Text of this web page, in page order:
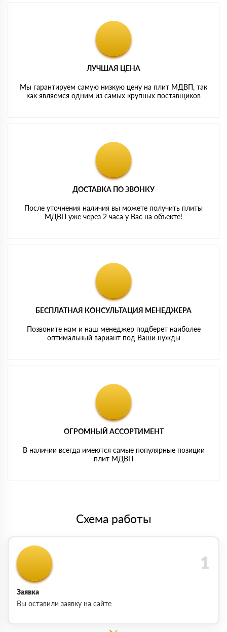
ЛУЧШАЯ ЦЕНА
Мы гарантируем самую низкую цену на плит МДВП, так
как являемся одним из самых крупных поставщиков
ДОСТАВКА ПО ЗВОНКУ
После уточнения наличия вы можете получить плиты
МДВП уже через 2 часа у Вас на объекте!
БЕСПЛАТНАЯ КОНСУЛЬТАЦИЯ МЕНЕДЖЕРА
Позвоните нам и наш менеджер подберет наиболее
оптимальный вариант под Ваши нужды
ОГРОМНЫЙ АССОРТИМЕНТ
В наличии всегда имеются самые популярные позиции
плит МДВП
Схема работы
Заявка
Вы оставили заявку на сайте